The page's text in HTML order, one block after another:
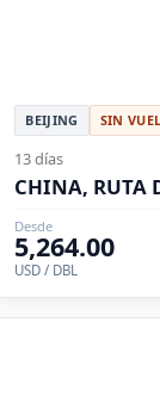
BEIJING SIN
13 días
CHINA, RUTA
Desde
5,264.00
USD / DBL